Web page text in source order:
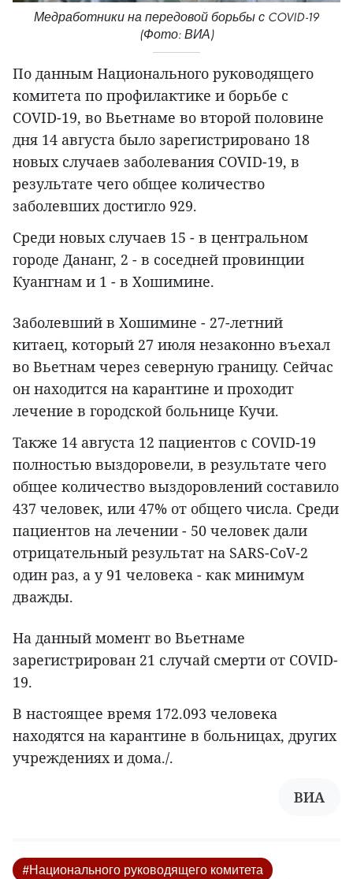
Медработники на передовой борьбы с COVID-19
(Фото: ВИА)
По данным Национального руководящего
комитета по профилактике и борьбе с
COVID-19, во Вьетнаме во второй половине
дня 14 августа было зарегистрировано 18
новых случаев заболевания COVID-19, в
результате чего общее количество
заболевших достигло 929.
Среди новых случаев 15 - в центральном
городе Дананг, 2 - в соседней провинции
Куангнам и 1 - в Хошимине.
Заболевший в Хошимине - 27-летний
китаец, который 27 июля незаконно въехал
во Вьетнам через северную границу. Сейчас
он находится на карантине и проходит
лечение в городской больнице Кучи.
Также 14 августа 12 пациентов с COVID-19
полностью выздоровели, в результате чего
общее количество выздоровлений составило
437 человек, или 47% от общего числа. Среди
пациентов на лечении - 50 человек дали
отрицательный результат на SARS-CoV-2
один раз, а у 91 человека - как минимум
дважды.
На данный момент во Вьетнаме
зарегистрирован 21 случай смерти от COVID-
19.
В настоящее время 172.093 человека
находятся на карантине в больницах, других
учреждениях и дома./.
ВИА
#Национального руководящего комитета